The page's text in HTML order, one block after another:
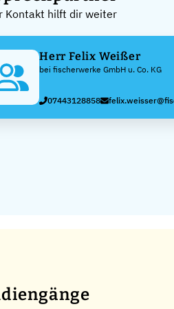
Kontakt hilft dir weiter
Herr Felix Weißer
bei fischerwerke GmbH u. Co. KG
07443128858